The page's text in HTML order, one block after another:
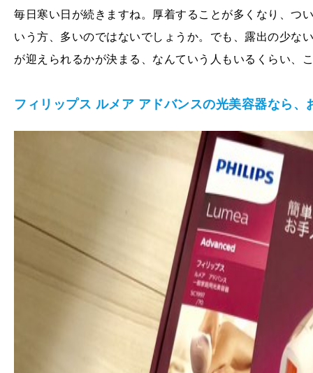
毎日寒い日が続きますね。厚着することが多くなり、
いう方、多いのではないでしょうか。でも、露出の少な
が迎えられるかが決まる、なんていう人もいるくらい、
フィリップス ルメア アドバンスの光美容器なら